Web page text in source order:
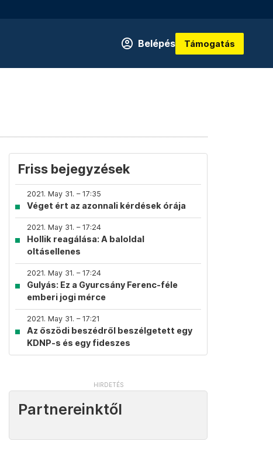
Belépés Támogatás
Friss bejegyzések
2021. May 31. – 17:35
Véget ért az azonnali kérdések órája
2021. May 31. – 17:24
Hollik reagálása: A baloldal
oltásellenes
2021. May 31. – 17:24
Gulyás: Ez a Gyurcsány Ferenc-féle
emberi jogi mérce
2021. May 31. – 17:21
Az őszödi beszédről beszélgetett egy
KDNP-s és egy fideszes
Partnereinktől